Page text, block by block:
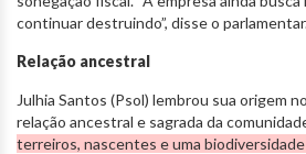
continuar destruindo”, disse o
Relação ancestral
Julhia Santos (Psol) lembrou sua origem
relação ancestral e sagrada da
terreiros, nascentes e uma